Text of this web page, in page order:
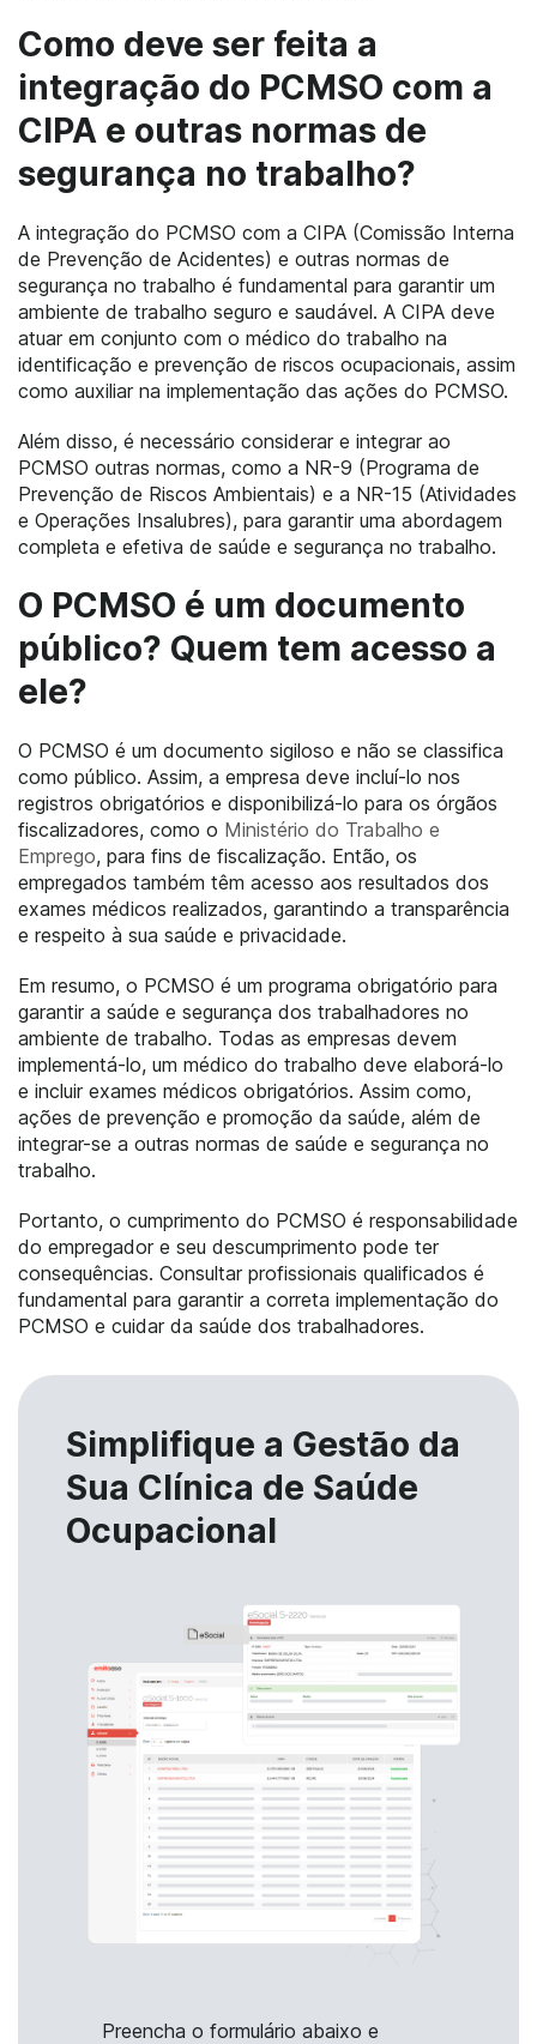
Como deve ser feita a
integração do PCMSO com a
CIPA e outras normas de
segurança no trabalho?
A integração do PCMSO com a CIPA (Comissão Interna
de Prevenção de Acidentes) e outras normas de
segurança no trabalho é fundamental para garantir um
ambiente de trabalho seguro e saudável. A CIPA deve
atuar em conjunto com o médico do trabalho na
identificação e prevenção de riscos ocupacionais, assim
como auxiliar na implementação das ações do PCMSO.
Além disso, é necessário considerar e integrar ao
PCMSO outras normas, como a NR-9 (Programa de
Prevenção de Riscos Ambientais) e a NR-15 (Atividades
e Operações Insalubres), para garantir uma abordagem
completa e efetiva de saúde e segurança no trabalho.
O PCMSO é um documento
público? Quem tem acesso a
ele?
O PCMSO é um documento sigiloso e não se classifica
como público. Assim, a empresa deve incluí-lo nos
registros obrigatórios e disponibilizá-lo para os órgãos
fiscalizadores, como o Ministério do Trabalho e
Emprego, para fins de fiscalização. Então, os
empregados também têm acesso aos resultados dos
exames médicos realizados, garantindo a transparência
e respeito à sua saúde e privacidade.
Em resumo, o PCMSO é um programa obrigatório para
garantir a saúde e segurança dos trabalhadores no
ambiente de trabalho. Todas as empresas devem
implementá-lo, um médico do trabalho deve elaborá-lo
e incluir exames médicos obrigatórios. Assim como,
ações de prevenção e promoção da saúde, além de
integrar-se a outras normas de saúde e segurança no
trabalho.
Portanto, o cumprimento do PCMSO é responsabilidade
do empregador e seu descumprimento pode ter
consequências. Consultar profissionais qualificados é
fundamental para garantir a correta implementação do
PCMSO e cuidar da saúde dos trabalhadores.
Simplifique a Gestão da
Sua Clínica de Saúde
Ocupacional
Preencha o formulário abaixo e